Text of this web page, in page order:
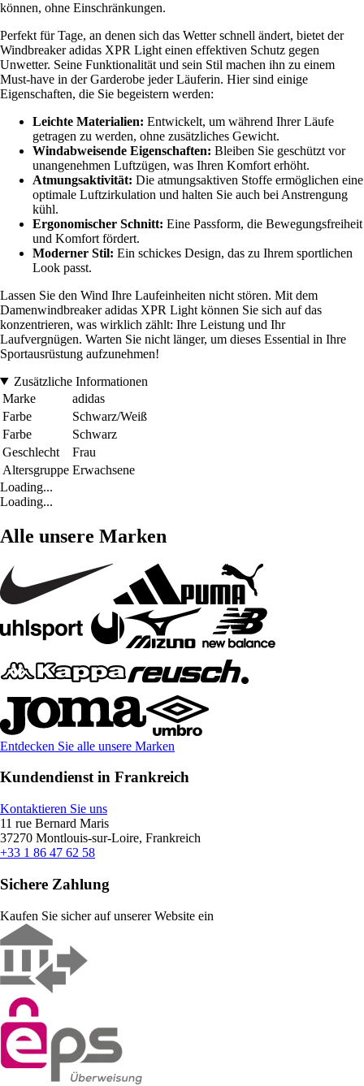
können, ohne Einschränkungen.
Perfekt für Tage, an denen sich das Wetter schnell ändert, bietet der
Windbreaker adidas XPR Light einen effektiven Schutz gegen
Unwetter. Seine Funktionalität und sein Stil machen ihn zu einem
Must-have in der Garderobe jeder Läuferin. Hier sind einige
Eigenschaften, die Sie begeistern werden:
Leichte Materialien: Entwickelt, um während Ihrer Läufe
getragen zu werden, ohne zusätzliches Gewicht.
Windabweisende Eigenschaften: Bleiben Sie geschützt vor
unangenehmen Luftzügen, was Ihren Komfort erhöht.
Atmungsaktivität: Die atmungsaktiven Stoffe ermöglichen eine
optimale Luftzirkulation und halten Sie auch bei Anstrengung
kühl.
Ergonomischer Schnitt: Eine Passform, die Bewegungsfreiheit
und Komfort fördert.
Moderner Stil: Ein schickes Design, das zu Ihrem sportlichen
Look passt.
Lassen Sie den Wind Ihre Laufeinheiten nicht stören. Mit dem
Damenwindbreaker adidas XPR Light können Sie sich auf das
konzentrieren, was wirklich zählt: Ihre Leistung und Ihr
Laufvergnügen. Warten Sie nicht länger, um dieses Essential in Ihre
Sportausrüstung aufzunehmen!
Zusätzliche Informationen
Marke
adidas
Farbe
Schwarz/Weiß
Farbe
Schwarz
Geschlecht
Frau
Altersgruppe Erwachsene
Loading...
Loading...
Alle unsere Marken
Entdecken Sie alle unsere Marken
Kundendienst in Frankreich
Kontaktieren Sie uns
11 rue Bernard Maris
37270 Montlouis-sur-Loire, Frankreich
+33 1 86 47 62 58
Sichere Zahlung
Kaufen Sie sicher auf unserer Website ein